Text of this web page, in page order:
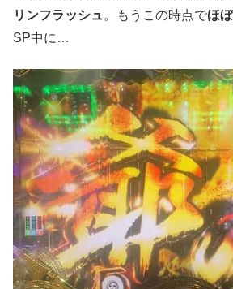
リンフラッシュ。もうこの時点でほ
SP中に…